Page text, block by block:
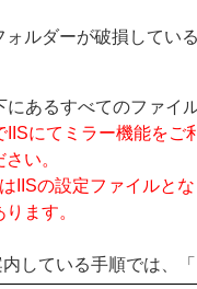
ルダーが破損してい
にあるすべてのファイ
にてミラー機能をご
い。
IISの設定ファイルと
ます。
している手順では、